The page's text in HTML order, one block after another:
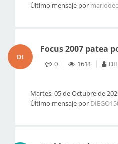
Último mensaje por
DI
Focus 2007 patea
0 1611
Martes, 05 de Octubre de
Último mensaje por